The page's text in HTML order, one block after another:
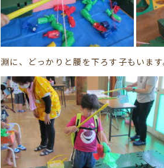
淵に、どっかりと腰を下ろす子もいま